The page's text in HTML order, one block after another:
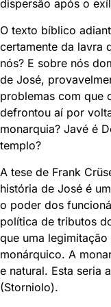
dispersão após o
O texto bíblico
certamente da lavra
nós? E sobre nós
de José,
problemas com que
defrontou aí por
monarquia? Javé é
templo?
A tese de Frank
história de José é
o poder dos
política de tributos
que uma
monárquico. A
e natural. Esta seria
(Storniolo).